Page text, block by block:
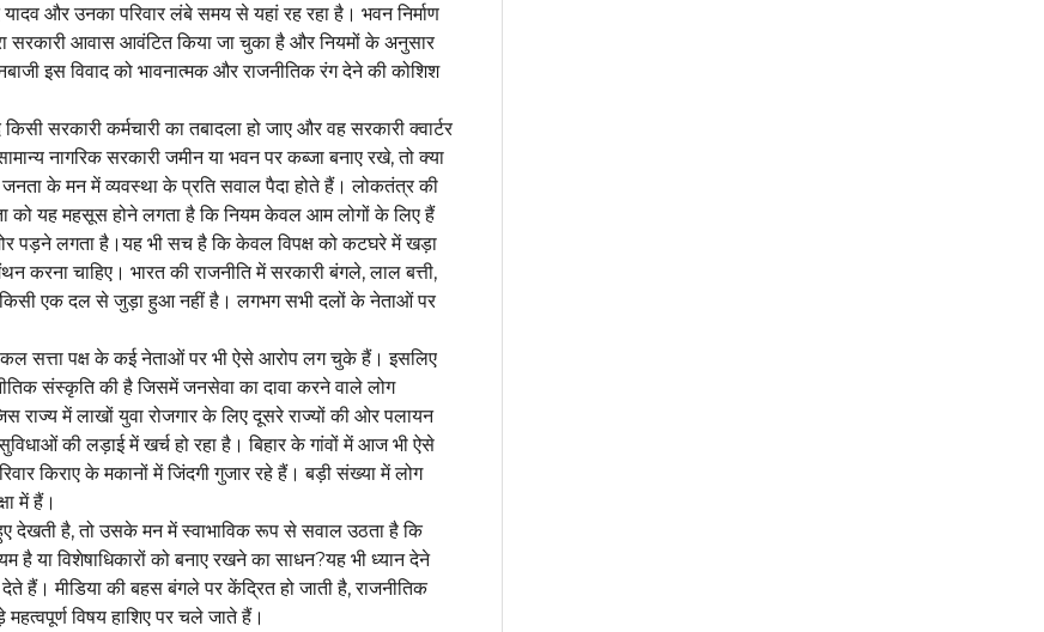
और उनका परिवार लंबे समय से यहां रह रहा है। भवन निर्माण
सरकारी आवास आवंटित किया जा चुका है और नियमों के अनुसार
इस विवाद को भावनात्मक और राजनीतिक रंग देने की कोशिश
सरकारी कर्मचारी का तबादला हो जाए और वह सरकारी क्वार्टर
नागरिक सरकारी जमीन या भवन पर कब्जा बनाए रखे, तो क्या
के मन में व्यवस्था के प्रति सवाल पैदा होते हैं। लोकतंत्र की
यह महसूस होने लगता है कि नियम केवल आम लोगों के लिए हैं
पड़ने लगता है।यह भी सच है कि केवल विपक्ष को कटघरे में खड़ा
करना चाहिए। भारत की राजनीति में सरकारी बंगले, लाल बत्ती,
किसी एक दल से जुड़ा हुआ नहीं है। लगभग सभी दलों के नेताओं पर
सत्ता पक्ष के कई नेताओं पर भी ऐसे आरोप लग चुके हैं। इसलिए
संस्कृति की है जिसमें जनसेवा का दावा करने वाले लोग
में लाखों युवा रोजगार के लिए दूसरे राज्यों की ओर पलायन
की लड़ाई में खर्च हो रहा है। बिहार के गांवों में आज भी ऐसे
किराए के मकानों में जिंदगी गुजार रहे हैं। बड़ी संख्या में लोग
में हैं।
देखती है, तो उसके मन में स्वाभाविक रूप से सवाल उठता है कि
है या विशेषाधिकारों को बनाए रखने का साधन?यह भी ध्यान देने
हैं। मीडिया की बहस बंगले पर केंद्रित हो जाती है, राजनीतिक
विषय हाशिए पर चले जाते हैं।